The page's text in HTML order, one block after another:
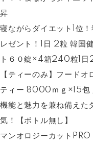
昇
寝ながらダイエット1位
レゼント！1日 2粒 韓国
ト６０錠×4箱240粒1日
【ティーのみ】フード
ティー 8000ｍｇ×15包
機能と魅力を兼ね備えた
気！【ボトル無し】
マンオロジーカット